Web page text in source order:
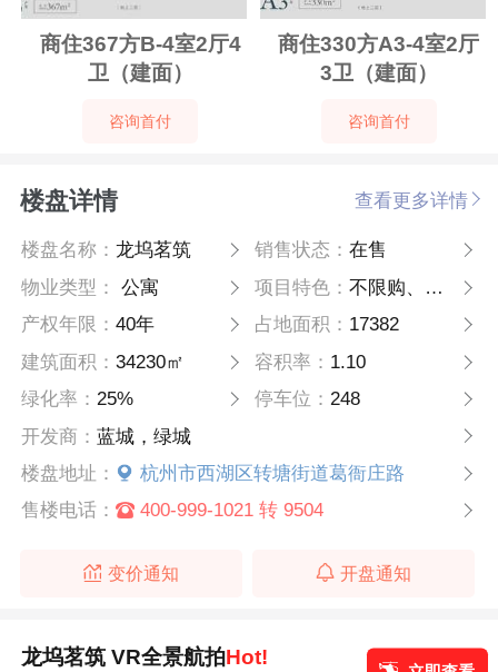
商住367方B-4室2厅4
卫（建面）
咨询首付
商住330方A3-4室2厅
3卫（建面）
咨询首付
楼盘详情 查看更多详情
楼盘名称：龙坞茗筑 销售状态： 在售
物业类型：
公寓 项目特色： 不限购、不限贷的三层低密筑品
产权年限：40年 占地面积： 17382
建筑面积：34230㎡ 容积率： 1.10
绿化率：25% 停车位： 248
开发商：蓝城，绿城
楼盘地址：
杭州市西湖区转塘街道葛衙庄路
售楼电话：
400-999-1021 转 9504
变价通知 开盘通知
龙坞茗筑 VR全景航拍Hot!